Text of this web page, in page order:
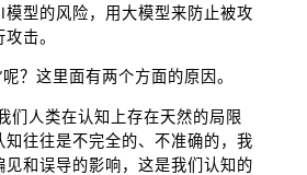
型的风险，用大模型来防止被攻
击。
？这里面有两个方面的原因。
们人类在认知上存在天然的局限
往往是不完全的、不准确的，我
和误导的影响，这是我们认知的